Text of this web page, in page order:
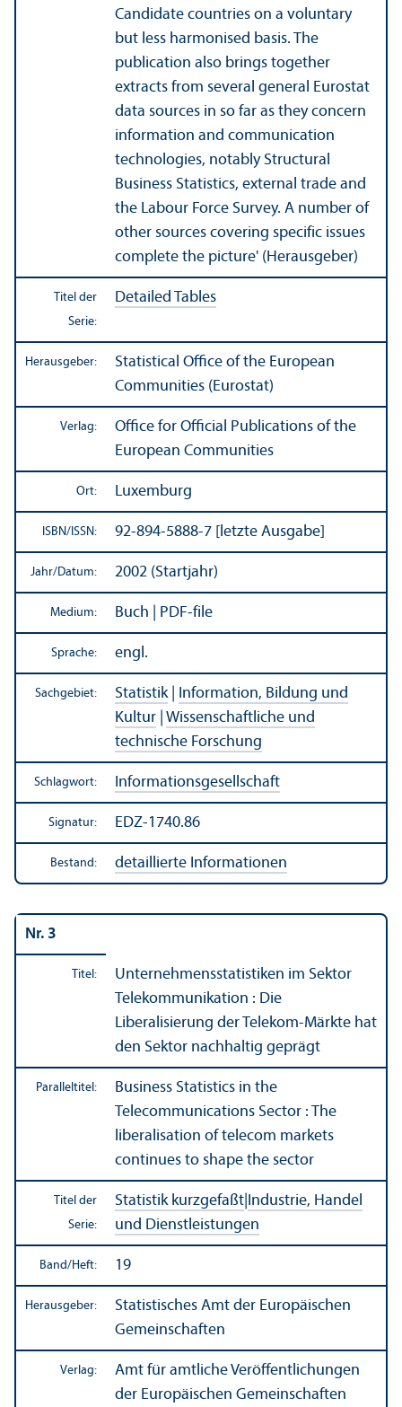
Candidate countries on a voluntary
but less harmonised basis. The
publication also brings together
extracts from several general Eurostat
data sources in so far as they concern
information and communication
technologies, notably Structural
Business Statistics, external trade and
the Labour Force Survey. A number of
other sources covering specific issues
complete the picture' (Herausgeber)
Titel der
Serie:
Detailed Tables
Herausgeber:
Statistical Office of the European
Communities (Eurostat)
Verlag:
Office for Official Publications of the
European Communities
Ort: Luxemburg
ISBN/ ISSN: 92-894-5888-7 [letzte Ausgabe]
Jahr/Datum: 2002 (Startjahr)
Medium: Buch | PDF-file
Sprache: engl.
Sachgebiet: Statistik| Information, Bildung und
Kultur Wissenschaft­liche und
technische Forschung
Schlagwort: Informations­gesellschaft
Signatur: EDZ-1740.86
Bestand: detaillierte Informationen
Nr. 3
Titel:
Unter­nehmens­statistiken im Sektor
Telekommunikation : Die
Liberalisierung der Telekom-Märkte hat
den Sektor nachhaltig geprägt
Paralleltitel:
Business Statistics in the
Telecommunications Sector : The
liberalisation of telecom markets
continues to shape the sector
Titel der
Serie:
Statistik kurzgefaßt Industrie, Handel
und Dienstleistungen
Band/Heft: 19
Herausgeber:
Statistisches Amt der Europäischen
Gemeinschaften
Verlag:
Amt für amtliche Veröffentlichungen
der Europäischen Gemeinschaften